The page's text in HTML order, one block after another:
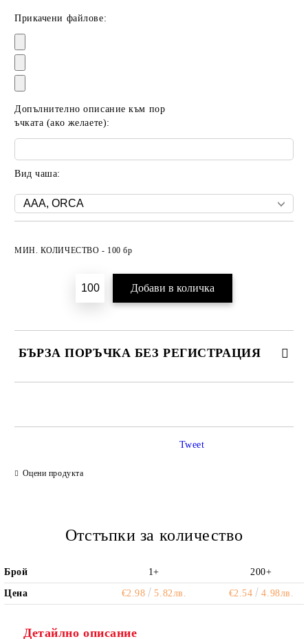
Прикачени файлове:
Допълнително описание към пор
ъчката (ако желаете):
Вид чаша:
МИН. КОЛИЧЕСТВО - 100 бр
БЪРЗА ПОРЪЧКА БЕЗ РЕГИСТРАЦИЯ
Оцени продукта
Tweet
Отстъпки за количество
Брой 1+ 200+
Цена €2.98 5.82лв. €2.54 4.98лв.
Детайлно описание